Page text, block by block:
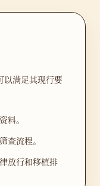
以满足其现行要
料。
查流程。
放行和移植排